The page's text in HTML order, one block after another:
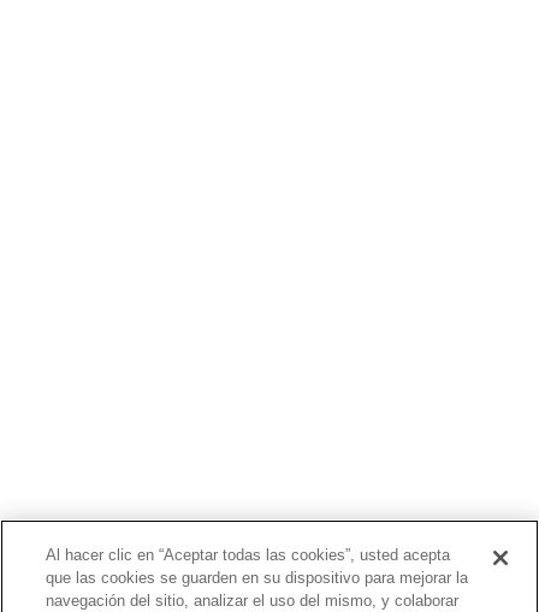
INVERSORES
CONTACTO
BIONET
Al hacer clic en “Aceptar todas las cookies”, usted acepta
que las cookies se guarden en su dispositivo para mejorar la
navegación del sitio, analizar el uso del mismo, y colaborar